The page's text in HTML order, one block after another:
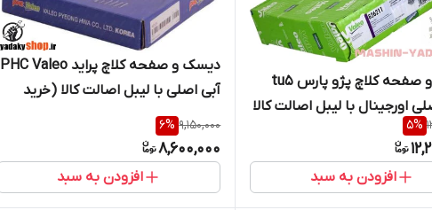
دیسک و صفحه کلاچ پژو پارس tu5
اورجینال با لیبل اصالت کالا
از واردکننده) 5%
افزودن به سبد
دیسک و صفحه کلاچ پراید PHC Valeo
آبی اصلی با لیبل اصالت کالا (خرید
مستقیم از واردکننده)
9,150,000
6%
8,600,000
افزودن به سبد